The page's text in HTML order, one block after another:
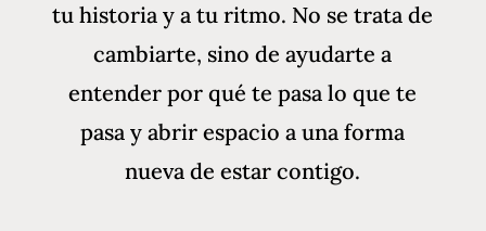
tu historia y a tu ritmo. No se trata de
cambiarte, sino de ayudarte a
entender por qué te pasa lo que te
pasa y abrir espacio a una forma
nueva de estar contigo.